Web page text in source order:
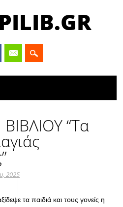
“Τα
2025
τα παιδιά και τους γονείς η